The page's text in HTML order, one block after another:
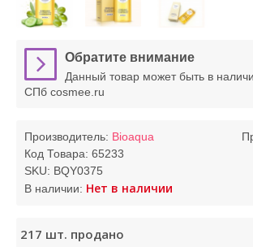
Обратите внимание
Данный товар может быть в
СПб cosmee.ru
Производитель: Bioaqua
Код Товара: 65233
SKU: BQY0375
В наличии: Нет в наличии
217 шт. продано